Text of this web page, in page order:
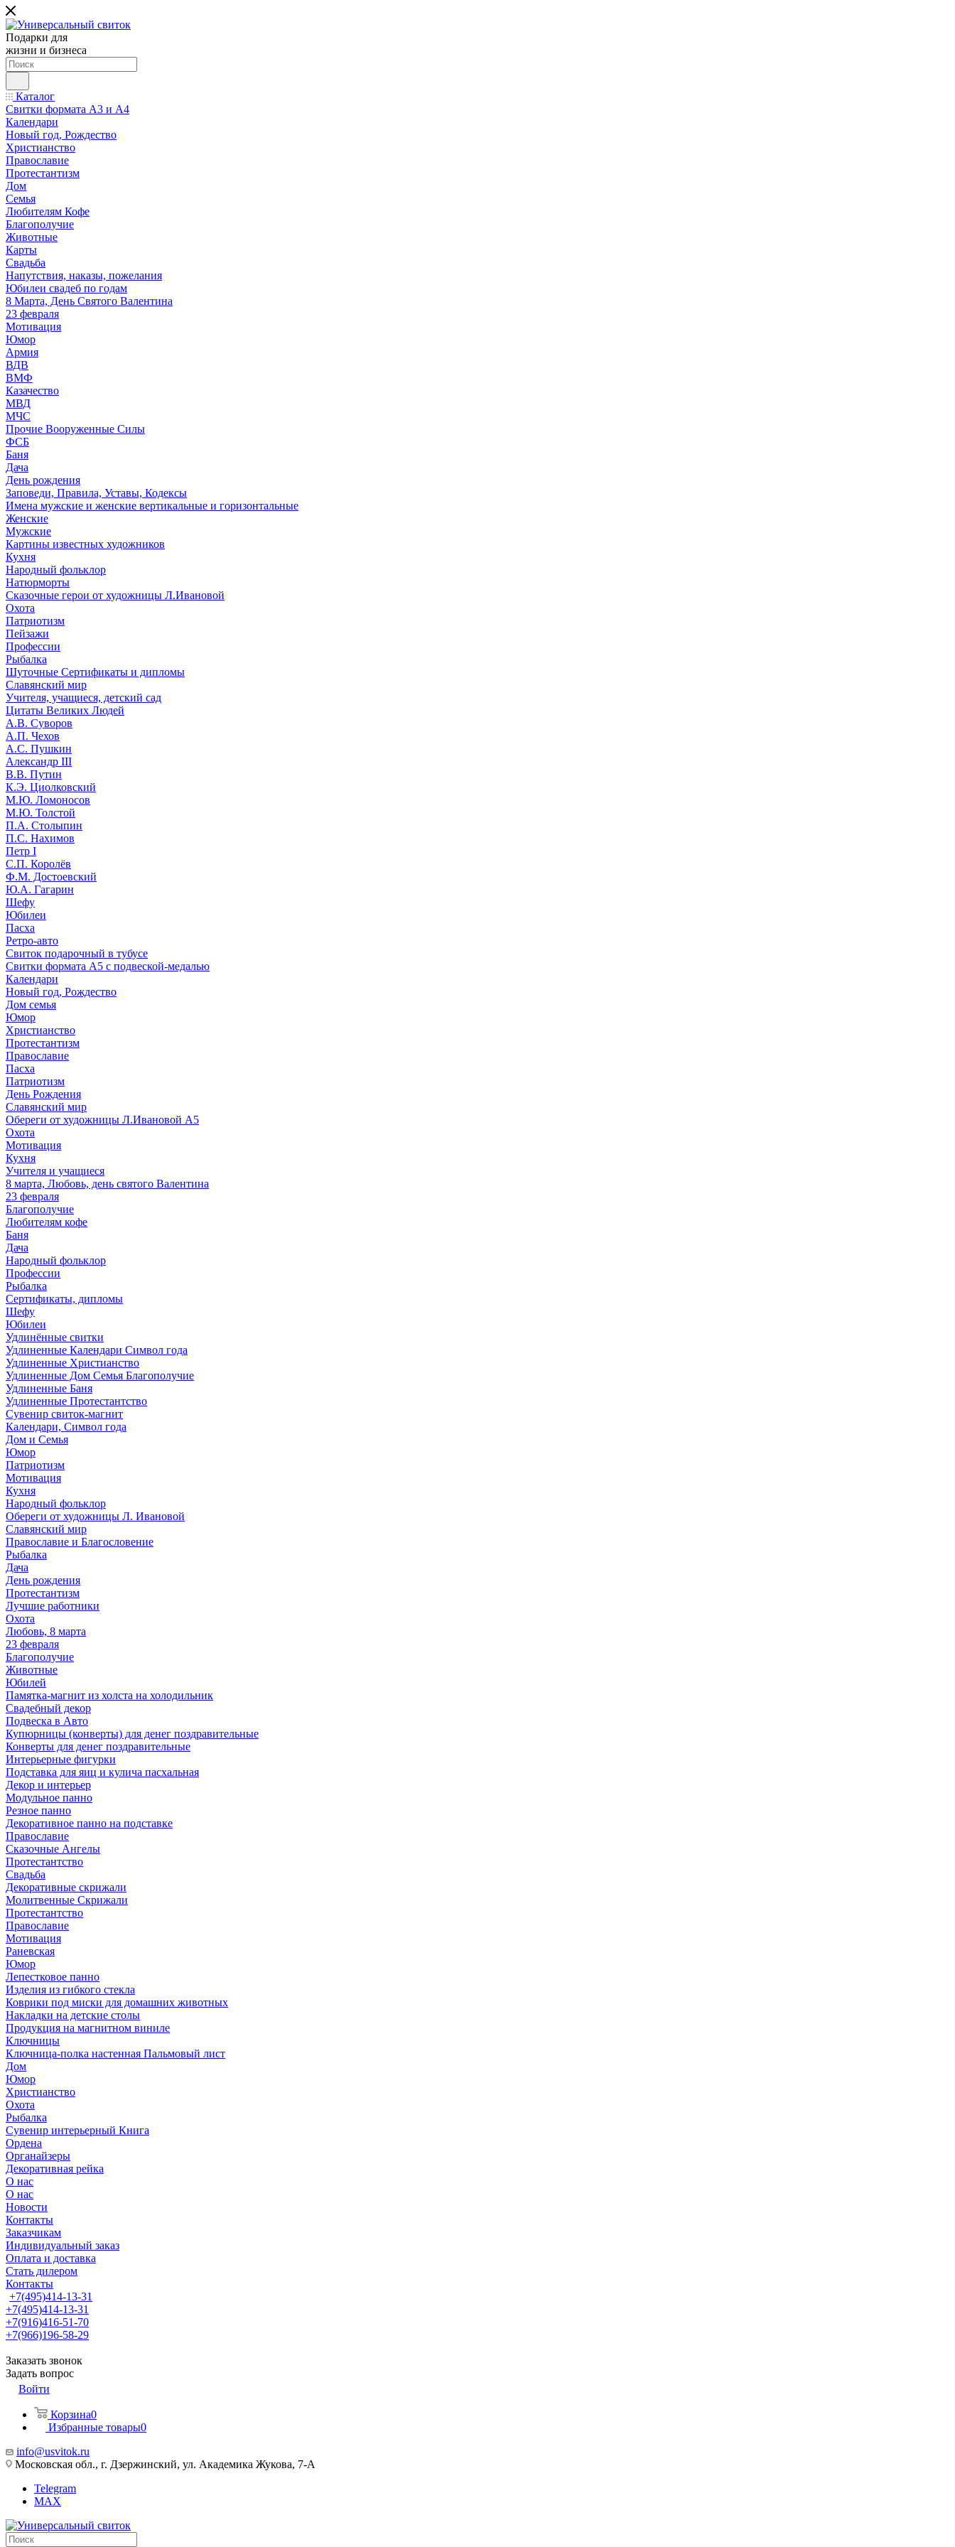
Подарки для
жизни и бизнеса
Каталог
Свитки формата А3 и А4
Календари
Новый год, Рождество
Христианство
Православие
Протестантизм
Дом
Семья
Любителям Кофе
Благополучие
Животные
Карты
Свадьба
Напутствия, наказы, пожелания
Юбилеи свадеб по годам
8 Марта, День Святого Валентина
23 февраля
Мотивация
Юмор
Армия
ВДВ
ВМФ
Казачество
МВД
МЧС
Прочие Вооруженные Силы
ФСБ
Баня
Дача
День рождения
Заповеди, Правила, Уставы, Кодексы
Имена мужские и женские вертикальные и горизонтальные
Женские
Мужские
Картины известных художников
Кухня
Народный фольклор
Натюрморты
Сказочные герои от художницы Л.Ивановой
Охота
Патриотизм
Пейзажи
Профессии
Рыбалка
Шуточные Сертификаты и дипломы
Славянский мир
Учителя, учащиеся, детский сад
Цитаты Великих Людей
А.В. Суворов
А.П. Чехов
А.С. Пушкин
Александр III
В.В. Путин
К.Э. Циолковский
М.Ю. Ломоносов
М.Ю. Толстой
П.А. Столыпин
П.С. Нахимов
Петр I
С.П. Королёв
Ф.М. Достоевский
Ю.А. Гагарин
Шефу
Юбилеи
Пасха
Ретро-авто
Свиток подарочный в тубусе
Свитки формата А5 с подвеской-медалью
Календари
Новый год, Рождество
Дом семья
Юмор
Христианство
Протестантизм
Православие
Пасха
Патриотизм
День Рождения
Славянский мир
Обереги от художницы Л.Ивановой А5
Охота
Мотивация
Кухня
Учителя и учащиеся
8 марта, Любовь, день святого Валентина
23 февраля
Благополучие
Любителям кофе
Баня
Дача
Народный фольклор
Профессии
Рыбалка
Сертификаты, дипломы
Шефу
Юбилеи
Удлинённые свитки
Удлиненные Календари Символ года
Удлиненные Христианство
Удлиненные Дом Семья Благополучие
Удлиненные Баня
Удлиненные Протестантство
Сувенир свиток-магнит
Календари, Символ года
Дом и Семья
Юмор
Патриотизм
Мотивация
Кухня
Народный фольклор
Обереги от художницы Л. Ивановой
Славянский мир
Православие и Благословение
Рыбалка
Дача
День рождения
Протестантизм
Лучшие работники
Охота
Любовь, 8 марта
23 февраля
Благополучие
Животные
Юбилей
Памятка-магнит из холста на холодильник
Свадебный декор
Подвеска в Авто
Купюрницы (конверты) для денег поздравительные
Конверты для денег поздравительные
Интерьерные фигурки
Подставка для яиц и кулича пасхальная
Декор и интерьер
Модульное панно
Резное панно
Декоративное панно на подставке
Православие
Сказочные Ангелы
Протестантство
Свадьба
Декоративные скрижали
Молитвенные Скрижали
Протестантство
Православие
Мотивация
Раневская
Юмор
Лепестковое панно
Изделия из гибкого стекла
Коврики под миски для домашних животных
Накладки на детские столы
Продукция на магнитном виниле
Ключницы
Ключница-полка настенная Пальмовый лист
Дом
Юмор
Христианство
Охота
Рыбалка
Сувенир интерьерный Книга
Ордена
Органайзеры
Декоративная рейка
О нас
О нас
Новости
Контакты
Заказчикам
Индивидуальный заказ
Оплата и доставка
Стать дилером
Контакты
+7(495)414-13-31
+7(495)414-13-31
+7(916)416-51-70
+7(966)196-58-29
Заказать звонок
Задать вопрос
Войти
Корзина0
Избранные товары0
info@usvitok.ru
Московская обл., г. Дзержинский, ул. Академика Жукова, 7-А
Telegram
MAX